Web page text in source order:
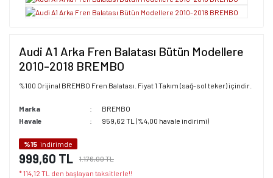
Audi A1 Arka Fren Balatası Bütün Modellere
2010-2018 BREMBO
%100 Orijinal BREMBO Fren Balatası. Fiyat 1 Takım (sağ-sol teker) içindir.
Marka
BREMBO
Havale
959,62 TL (%4,00 havale indirimi)
%15 indirimde
999,60 TL
1.176,00 TL
* 114,12 TL den başlayan taksitlerle!!